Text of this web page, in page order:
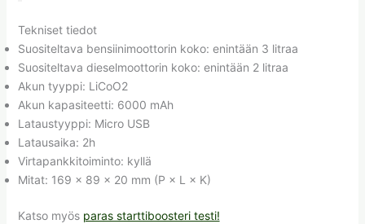
Tekniset tiedot
Suositeltava bensiinimoottorin koko: enintään 3 litraa
Suositeltava dieselmoottorin koko: enintään 2 litraa
Akun tyyppi: LiCoO2
Akun kapasiteetti: 6000 mAh
Lataustyyppi: Micro USB
Latausaika: 2h
Virtapankkitoiminto: kyllä
Mitat: 169 × 89 × 20 mm (P × L × K)
Katso myös paras starttiboosteri testi!